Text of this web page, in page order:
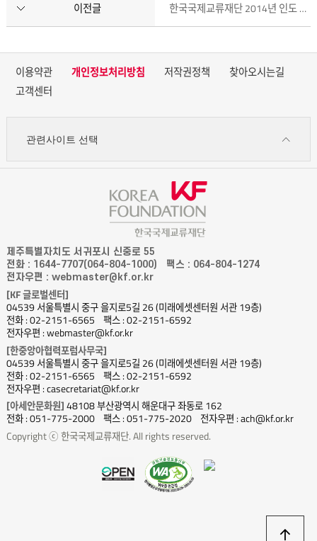
이전글 한국국제교류재단 2014년 인도 델리대 파견 KF 한국학 객원교수 추가 공모
이용약관 개인정보처리방침 저작권정책
찾아오시는길
고객센터
관련사이트 선택
제주특별자치도 서귀포시 신중로 55
전화 : 1644-7707(064-804-1000)
팩스 : 064-804-1274
전자우편 : webmaster@kf.or.kr
[KF 글로벌센터]
04539 서울특별시 중구 을지로5길 26 (미래에셋센터원 서관 19층)
전화 : 02-2151-6565
팩스 : 02-2151-6592
전자우편 : webmaster@kf.or.kr
[한중앙아협력포럼사무국]
04539 서울특별시 중구 을지로5길 26 (미래에셋센터원 서관 19층)
전화 : 02-2151-6565
팩스 : 02-2151-6592
전자우편 : casecretariat@kf.or.kr
[아세안문화원] 48108 부산광역시 해운대구 좌동로 162
전화 : 051-775-2000
팩스 : 051-775-2020
전자우편 : ach@kf.or.kr
Copyright ⓒ 한국국제교류재단. All rights reserved.